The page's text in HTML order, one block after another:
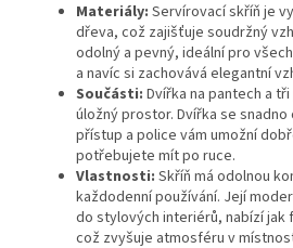
Materiály: Servírovací skříň je
dřeva, což zajišťuje soudržný
odolný a pevný, ideální pro
a navíc si zachovává elegantní
Součásti: Dvířka na pantech a
úložný prostor. Dvířka se
přístup a police vám umožní
potřebujete mít po ruce.
Vlastnosti: Skříň má odolnou
každodenní používání. Její
do stylových interiérů, nabízí
což zvyšuje atmosféru v